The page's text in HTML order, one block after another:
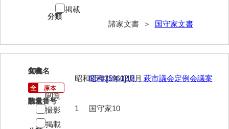
小沢太郎文書
小田家文書（山口市吉敷）
小田家文書（山口市下小鯖）
小野家文書
影山家文書
分類
諸家文書 ＞ 国守家文書
掲載
10
文書名
昭和35年12月 萩市議会定例会議案
請求番号
国守家10
年代
昭和35年[1960]12月
数量
1
閲覧
撮影
掲載